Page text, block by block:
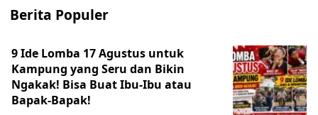
Berita Populer
9 Ide Lomba 17 Agustus untuk
Kampung yang Seru dan Bikin
Ngakak! Bisa Buat Ibu-Ibu atau
Bapak-Bapak!